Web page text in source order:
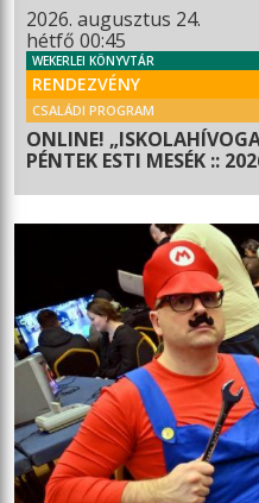
2026. augusztus 24.
hétfő 00:45
WEKERLEI KÖNYVTÁR
RENDEZVÉNY
CSALÁDI PROGRAM
ONLINE!
PÉNTEK ESTI MESÉK ::